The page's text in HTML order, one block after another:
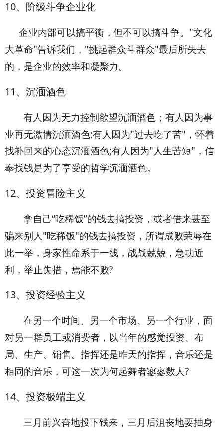
10、阶级斗争企业化
企业内部可以搞平衡，但不可以搞斗争。"文化
大革命"告诉我们，"挑起群众斗群众"最后所失去
的，是企业的效率和凝聚力。
11 、沉湎酒色
有人因为无力控制欲望沉湎酒色；有人因为事
业再无激情沉湎酒色;有人因为"过去吃了苦"，怀着
找补回来的心态沉湎酒色;有人因为"人生苦短"，信
奉找钱是为了享受的哲学沉湎酒色。
12、投资冒险主义
拿自己“吃稀饭”的钱去搞投资，或者借来甚至
骗来别人"吃稀饭"的钱去搞投资，所谓成败荣辱在
此一举，身家性命系于一线，战战兢兢，急功近
利，举止失措，焉能不败?
13、投资经验主义
在另一个时间、另一个市场、另一个行业，面
对另一群员工或消费者，以当年的感觉投资、布
局、生产、销售。指挥还是昨天的指挥，音乐还是
相同的音乐，可这一次为何起舞者寥寥数人?
14、投资极端主义
三月前兴奋地投下钱来，三月后沮丧地要抽身